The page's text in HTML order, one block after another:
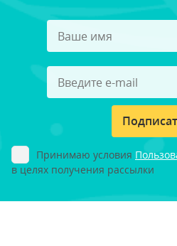
Принимаю условия
в целях получения рассылки